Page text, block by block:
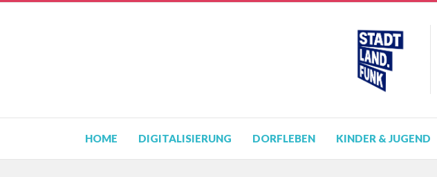
HOME DIGITALISIERUNG DORFLEBEN KINDER & JUGEND